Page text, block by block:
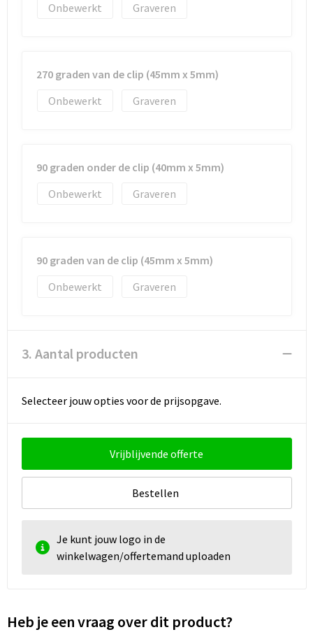
Onbewerkt
Graveren
270 graden van de clip (45mm x 5mm)
Onbewerkt
Graveren
90 graden onder de clip (40mm x 5mm)
Onbewerkt
Graveren
90 graden van de clip (45mm x 5mm)
Onbewerkt
Graveren
3. Aantal producten
Selecteer jouw opties voor de prijsopgave.
Vrijblijvende offerte
Bestellen
Je kunt jouw logo in de
winkelwagen/offertemand uploaden
Heb je een vraag over dit product?